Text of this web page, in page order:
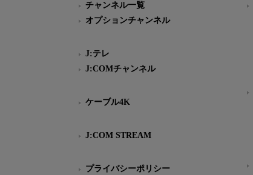
チャンネル一覧
オプションチャンネル
J:テレ
J:COMチャンネル
ケーブル4K
J:COM STREAM
プライバシーポリシー